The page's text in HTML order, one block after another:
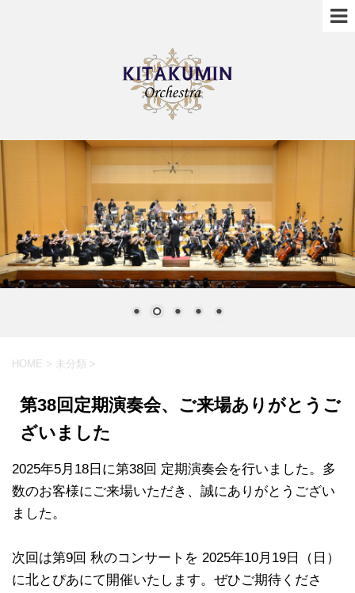
HOME > 未分類 >
第38回定期演奏会、ご来場ありがとうご
ざいました
2025年5月18日に第38回 定期演奏会を行いました。多
数のお客様にご来場いただき、誠にありがとうござい
ました。
次回は第9回 秋のコンサートを 2025年10月19日（日）
に北とぴあにて開催いたします。ぜひご期待くださ